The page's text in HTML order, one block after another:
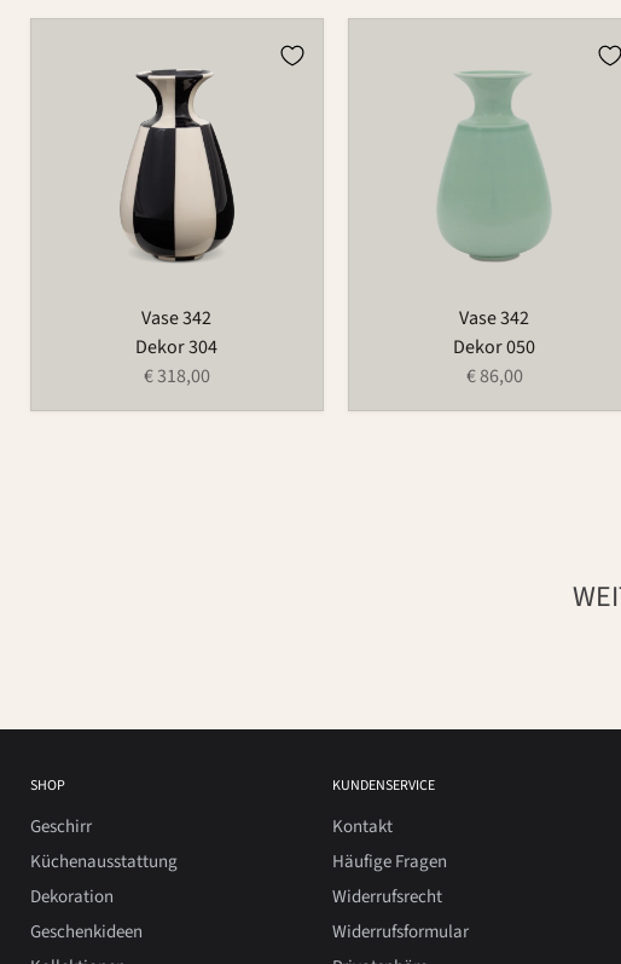
Vase 342
Dekor 304
€ 318,00
Vase 342
Dekor 050
€ 86,00
SHOP
Geschirr
Küchenausstattung
Dekoration
Geschenkideen
KUNDENSERVICE
Kontakt
Häufige Fragen
Widerrufsrecht
Widerrufsformular